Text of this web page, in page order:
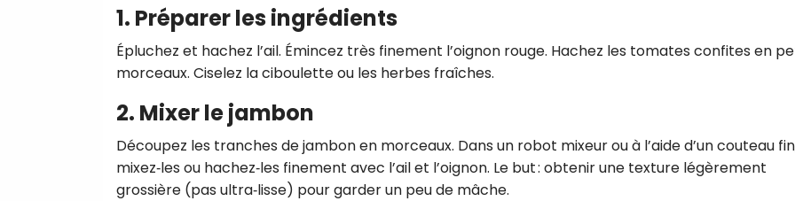
1. Préparer les ingrédients
Épluchez et hachez l’ail. Émincez très finement l’oignon rouge. Hachez les tomates confites en
morceaux. Ciselez la ciboulette ou les herbes fraîches.
2. Mixer le jambon
Découpez les tranches de jambon en morceaux. Dans un robot mixeur ou à l’aide d’un couteau
mixez‑les ou hachez‑les finement avec l’ail et l’oignon. Le but : obtenir une texture légèrement
grossière (pas ultra‑lisse) pour garder un peu de mâche.